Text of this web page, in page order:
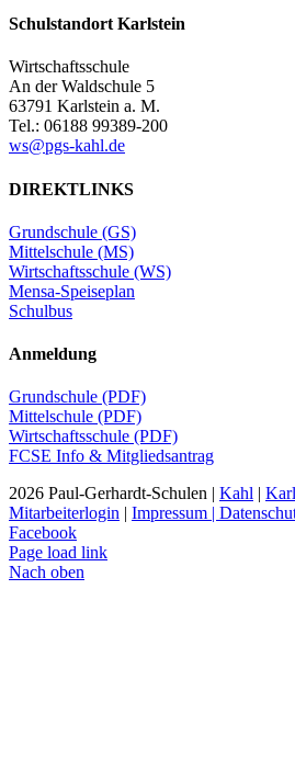
Schulstandort Karlstein
Wirtschaftsschule
An der Waldschule 5
63791 Karlstein a. M.
Tel.: 06188 99389-200
ws@pgs-kahl.de
DIREKTLINKS
Grundschule (GS)
Mittelschule (MS)
Wirtschaftsschule (WS)
Mensa-Speiseplan
Schulbus
Anmeldung
Grundschule (PDF)
Mittelschule (PDF)
Wirtschaftsschule (PDF)
FCSE Info & Mitgliedsantrag
2026 Paul-Gerhardt-Schulen | Kahl |
Mitarbeiterlogin | Impressum |
Facebook
Page load link
Nach oben